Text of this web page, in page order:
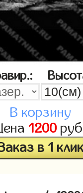
В корзину
1200
в 1